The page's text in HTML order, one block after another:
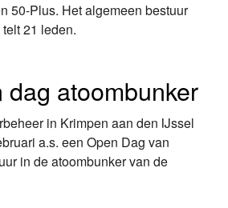
50-Plus. Het algemeen bestuur
21 leden.
dag atoombunker
in Krimpen aan den IJssel
a.s. een Open Dag van
in de atoombunker van de